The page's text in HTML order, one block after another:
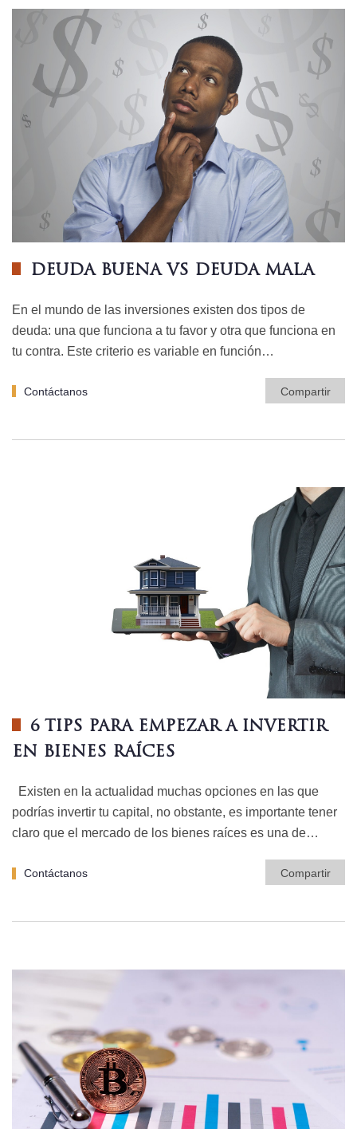
DEUDA BUENA VS DEUDA MALA
En el mundo de las inversiones existen dos tipos de
deuda: una que funciona a tu favor y otra que funciona en
tu contra. Este criterio es variable en función…
Contáctanos Compartir
6 TIPS PARA EMPEZAR A INVERTIR
EN BIENES RAÍCES
Existen en la actualidad muchas opciones en las que
podrías invertir tu capital, no obstante, es importante tener
claro que el mercado de los bienes raíces es una de…
Contáctanos Compartir